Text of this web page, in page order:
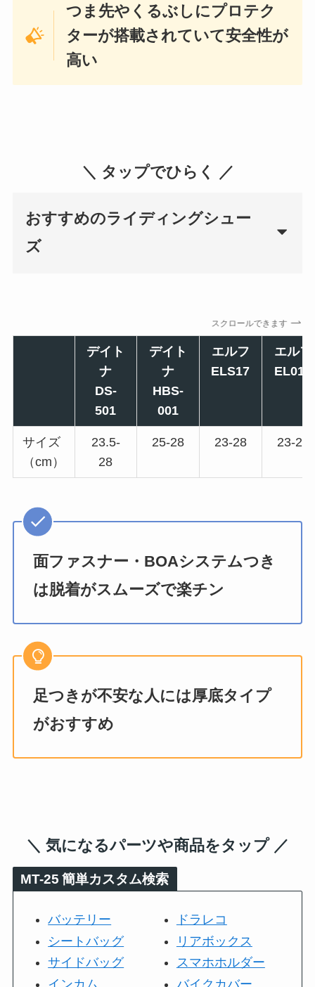
つま先やくるぶしにプロテク
ターが搭載されていて安全性が
高い
＼ タップでひらく ／
おすすめのライディングシュー
ズ
スクロールできます
デイト
ナ
DS-
501
デイト
ナ
HBS-
001
エルフ
ELS17
エルフ
EL013
サイズ
（cm）
23.5-
28
25-28 23-28 23-28
面ファスナー・BOAシステムつき
は脱着がスムーズで楽チン
足つきが不安な人には厚底タイプ
がおすすめ
＼ 気になるパーツや商品をタップ ／
MT-25 簡単カスタム検索
バッテリー
シートバッグ
サイドバッグ
インカム
ドラレコ
リアボックス
スマホホルダー
バイクカバー